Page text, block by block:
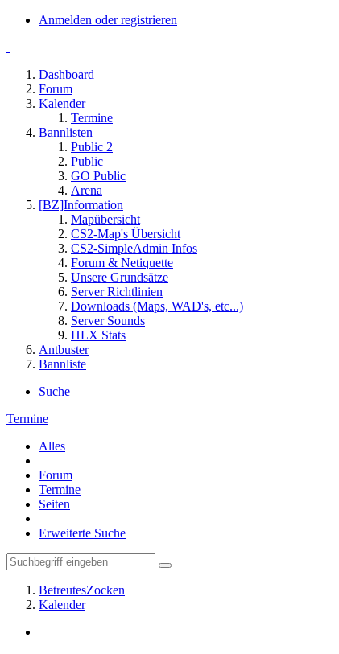
Anmelden oder registrieren
Dashboard
Forum
Kalender
Termine
Bannlisten
Public 2
Public
GO Public
Arena
[BZ]Information
Mapübersicht
CS2-Map's Übersicht
CS2-SimpleAdmin Infos
Forum & Netiquette
Unsere Grundsätze
Server Richtlinien
Downloads (Maps, WAD's, etc...)
Server Sounds
HLX Stats
Antbuster
Bannliste
Suche
Termine
Alles
Forum
Termine
Seiten
Erweiterte Suche
BetreutesZocken
Kalender